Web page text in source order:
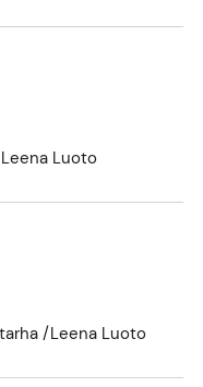
Luoto
/Leena Luoto